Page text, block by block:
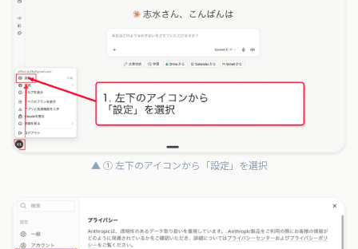
▲ ① 左下のアイコンから「設定」を選択